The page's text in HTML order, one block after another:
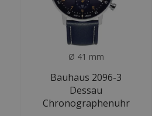
Ø 41 mm
Bauhaus 2096-3
Dessau
Chronographenuhr